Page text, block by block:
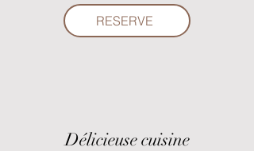
RESERVE
Délicieuse cuisine